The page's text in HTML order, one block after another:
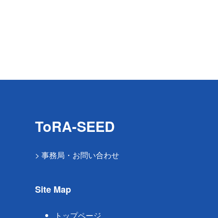
ToRA-SEED
> 事務局・お問い合わせ
Site Map
トップページ